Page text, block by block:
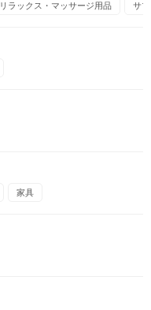
リラックス・マッサージ用品 サ
家具